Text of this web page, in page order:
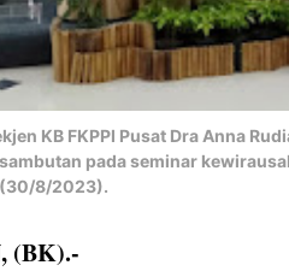
KB FKPPI Pusat Dra Anna
pada seminar
8/2023).
(BK).-